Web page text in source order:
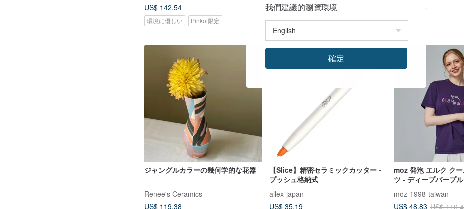
US$ 142.54
環境に優しい Pinkoi限定
US$ 2,939.79
US$ 83.74
ジャングルカラーの幾何学的な花器
Renee's Ceramics
US$ 119.38
【Slice】精密セラミックカッター -
プッシュ格納式
allex-japan
US$ 35.19
56%OFF
moz 発泡 エルク ク
ツ - ディープパープ
moz-1998-taiwan
US$ 48.83 US$
我們建議的瀏覽環境
確定